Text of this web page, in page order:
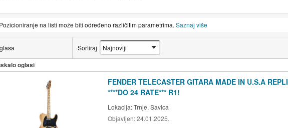
financijske potrebe. Založite ili prodajte
gotovinu na licu mjesta. Nudimo
odgovaraju vašim potrebama. Posjetite nas
je kupcima pružiti najbolju moguću
izvrsnu ponudu unikatnih predmeta,
Ponosimo se svojim poštenjem,
Posjetite nas danas i vidite što vam
Pozicioniranje na listi može biti određeno različitim parametrima. Saznaj više
Sortiraj
oglasi
FENDER TELECASTER GITARA MADE IN U.S.A
****DO 24 RATE*** R1!
Lokacija:Trnje, Savica
Objavljen:24.01.2025.